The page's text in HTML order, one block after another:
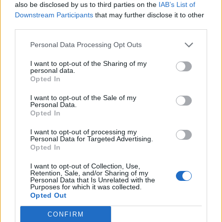
also be disclosed by us to third parties on the IAB’s List of
Downstream Participants that may further disclose it to other
Personal Data Processing Opt Outs
I want to opt-out of the Sharing of my
personal data.
Opted In
I want to opt-out of the Sale of my
Personal Data.
Opted In
I want to opt-out of processing my
Personal Data for Targeted Advertising.
Opted In
I want to opt-out of Collection, Use,
Retention, Sale, and/or Sharing of my
Personal Data that Is Unrelated with the
Purposes for which it was collected.
Opted Out
CONFIRM